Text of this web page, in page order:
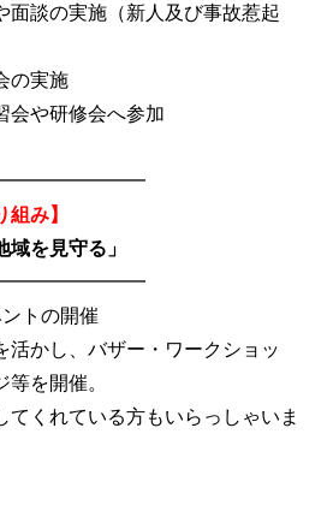
面談の実施（新人及び事故惹起
の実施
会や研修会へ参加
組み】
を見守る」
トの開催
活かし、バザー・ワークショッ
を開催。
てくれている方もいらっしゃいま